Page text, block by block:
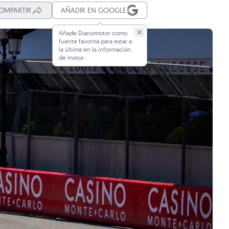
AÑADIR EN GOOGLE
Añade Diariomotor como
fuente favorita para estar a
la última en la información
de motor.